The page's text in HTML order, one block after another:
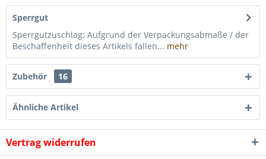
Sperrgut
Sperrgutzuschlag: Aufgrund der Verpackungsabmaße / der
Beschaffenheit dieses Artikels fallen... mehr
Zubehör 16
Ähnliche Artikel
Vertrag widerrufen